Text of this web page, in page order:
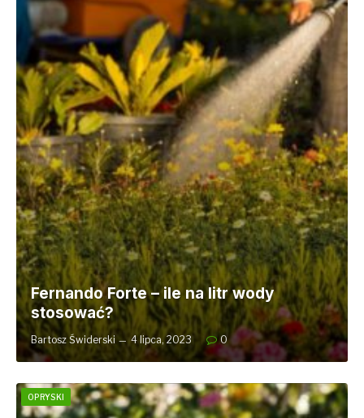
Fernando Forte – ile na litr wody
stosować?
Bartosz Świderski 4 lipca, 2023 0
OPRYSKI